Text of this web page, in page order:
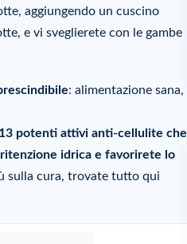
aggiungendo un cuscino
e vi sveglierete con le gambe
: alimentazione sana,
potenti attivi anti-cellulite che
idrica e favorirete lo
sulla cura, trovate tutto qui